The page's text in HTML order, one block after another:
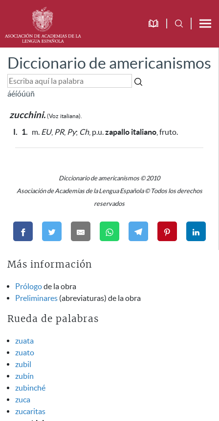
Diccionario de americanismos
áéíóúüñ
zucchini. (Voz italiana).
I. 1. m. EU, PR, Py; Ch, p.u.zapallo italiano , fruto.
Diccionario de americanismos © 2010
Asociación de Academias de la Lengua Española © Todos los derechos
reservados
Más información
Prólogode la obra
Preliminares (abreviaturas) de la obra
Rueda de palabras
zuata
zuato
zubil
zubín
zubinché
zuca
zucaritas